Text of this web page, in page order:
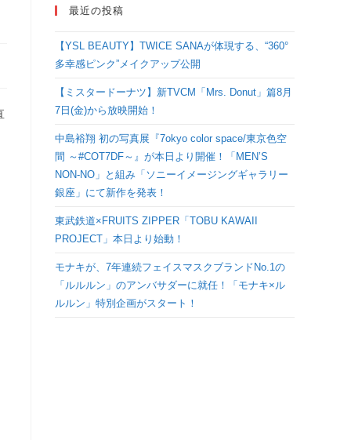
検
索
を
最近の投稿
【YSL BEAUTY】TWICE SANAが体現する、“360°
多幸感ピンク”メイクアップ公開
【ミスタードーナツ】新TVCM「Mrs. Donut」篇8月
7日(金)から放映開始！
中島裕翔 初の写真展『7okyo color space/東京色空
間 ～#COT7DF～』が本日より開催！「MEN’S
NON-NO」と組み「ソニーイメージングギャラリー
銀座」にて新作を発表！
東武鉄道×FRUITS ZIPPER「TOBU KAWAII
PROJECT」本日より始動！
モナキが、7年連続フェイスマスクブランドNo.1の
「ルルルン」のアンバサダーに就任！「モナキ×ル
ルルン」特別企画がスタート！